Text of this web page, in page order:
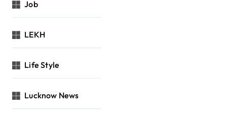
Job
LEKH
Life Style
Lucknow News